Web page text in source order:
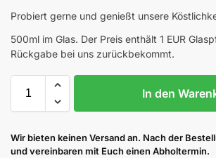
Probiert gerne und genießt unsere
500ml im Glas. Der Preis enthält 1 EUR
Rückgabe bei uns zurückbekommt.
In den
Wir bieten keinen Versand an. Nach der
und vereinbaren mit Euch einen Abholtermin.